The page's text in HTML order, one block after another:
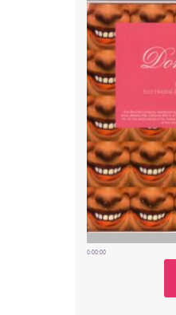
0:00:00